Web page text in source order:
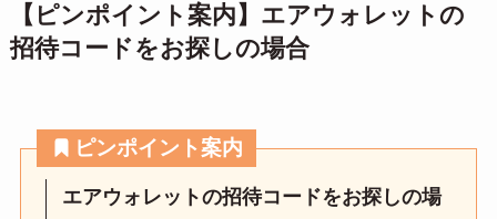
【ピンポイント案内】エアウォレットの
招待コードをお探しの場合
ピンポイント案内
エアウォレットの招待コードをお探しの場